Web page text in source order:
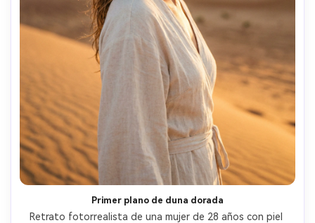
Primer plano de duna dorada
Retrato fotorrealista de una mujer de 28 años con piel